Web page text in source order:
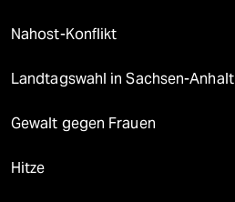
Nahost-Konflikt
Landtagswahl in Sachsen-Anhalt
Gewalt gegen Frauen
Hitze